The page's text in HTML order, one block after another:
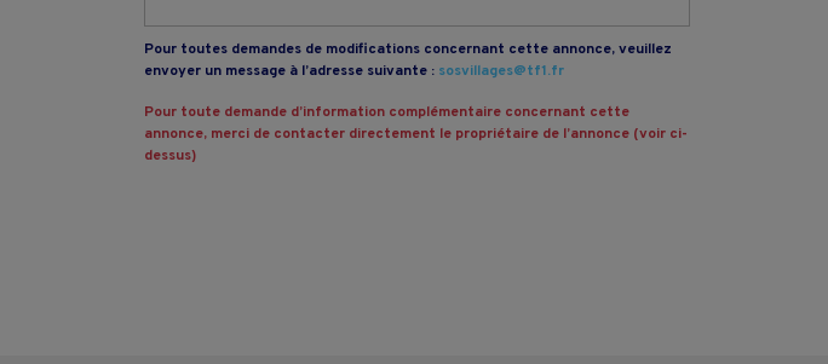
Pour toutes demandes de modifications concernant cette annonce, veuillez
envoyer un message à l’adresse suivante : sosvillages@tf1.fr
Pour toute demande d’information complémentaire concernant cette
annonce, merci de contacter directement le propriétaire de l’annonce (voir ci-
dessus)